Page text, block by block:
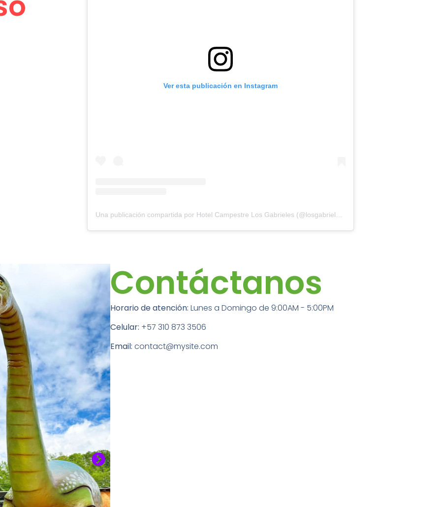
Ver esta publicación en Instagram
Contáctanos
Horario de atención: Lunes a Domingo de 9:00AM - 5:00PM
Celular: +57 310 873 3506
Email: contact@mysite.com